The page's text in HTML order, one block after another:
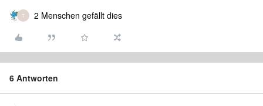
T 2 Menschen gefällt dies
6 Antworten